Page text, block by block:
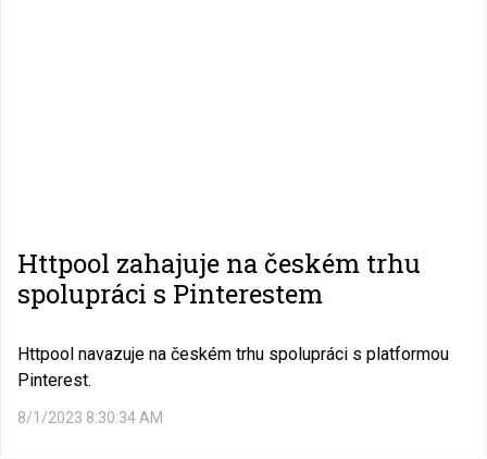
Httpool zahajuje na českém trhu
spolupráci s Pinterestem
Httpool navazuje na českém trhu spolupráci s platformou
Pinterest.
8/1/2023 8:30:34 AM